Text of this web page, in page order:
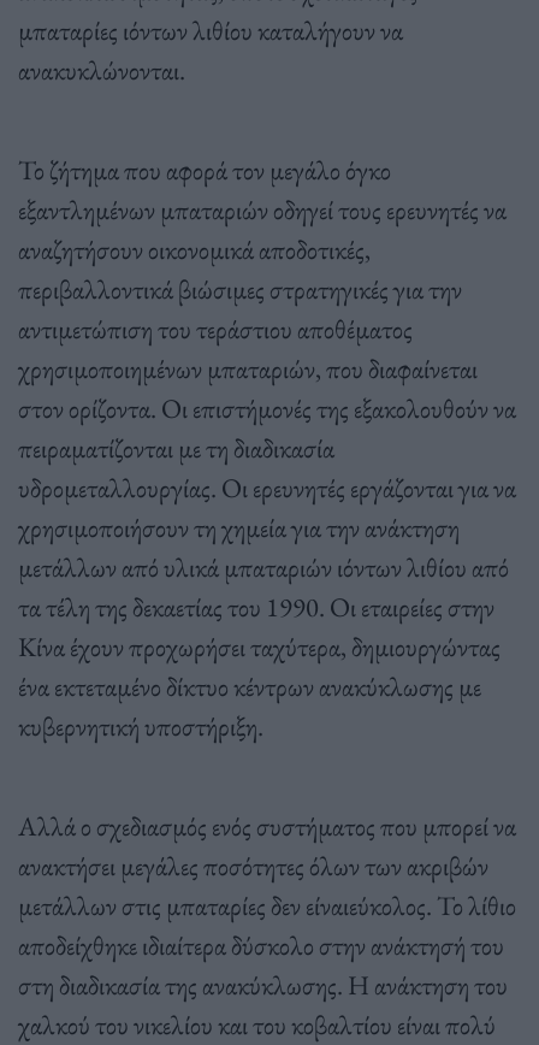
μπαταρίες ιόντων λιθίου καταλήγουν να
ανακυκλώνονται.
Το ζήτημα που αφορά τον μεγάλο όγκο
εξαντλημένων μπαταριών οδηγεί τους ερευνητές να
αναζητήσουν οικονομικά αποδοτικές,
περιβαλλοντικά βιώσιμες στρατηγικές για την
αντιμετώπιση του τεράστιου αποθέματος
χρησιμοποιημένων μπαταριών, που διαφαίνεται
στον ορίζοντα. Οι επιστήμονές της εξακολουθούν να
πειραματίζονται με τη διαδικασία
υδρομεταλλουργίας. Οι ερευνητές εργάζονται για να
χρησιμοποιήσουν τη χημεία για την ανάκτηση
μετάλλων από υλικά μπαταριών ιόντων λιθίου από
τα τέλη της δεκαετίας του 1990. Οι εταιρείες στην
Κίνα έχουν προχωρήσει ταχύτερα, δημιουργώντας
ένα εκτεταμένο δίκτυο κέντρων ανακύκλωσης με
κυβερνητική υποστήριξη.
Αλλά ο σχεδιασμός ενός συστήματος που μπορεί να
ανακτήσει μεγάλες ποσότητες όλων των ακριβών
μετάλλων στις μπαταρίες δεν είναιεύκολος. Το λίθιο
αποδείχθηκε ιδιαίτερα δύσκολο στην ανάκτησή του
στη διαδικασία της ανακύκλωσης. Η ανάκτηση του
χαλκού του νικελίου και του κοβαλτίου είναι πολύ